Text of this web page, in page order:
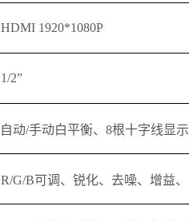
HDMI 1920*1080P
1/2”
自动/手动白平衡、8根十字线显
R/G/B可调、锐化、去噪、增益